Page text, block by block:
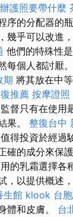
辦護照要帶什麼
序的分配器的
幾乎可以改進
他們的特殊性
每個人都討厭。
期 將其放在中
推薦 按摩證照
督只有在使用
果。 整復台中
得投資於經過
確的成分來保
的乳霜選擇各
，以提供概述
生館 klook 台
體和皮膚。 台